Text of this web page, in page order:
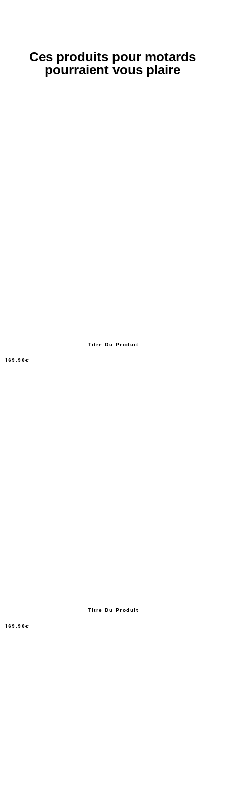
Ces produits pour motards
pourraient vous plaire
Titre Du Produit
169.90€
Titre Du Produit
169.90€